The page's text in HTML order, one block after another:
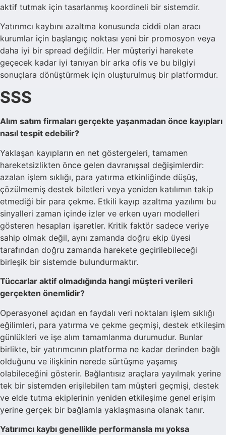
aktif tutmak için tasarlanmış koordineli bir sistemdir.
Yatırımcı kaybını azaltma konusunda ciddi olan aracı
kurumlar için başlangıç noktası yeni bir promosyon veya
daha iyi bir spread değildir. Her müşteriyi harekete
geçecek kadar iyi tanıyan bir arka ofis ve bu bilgiyi
sonuçlara dönüştürmek için oluşturulmuş bir platformdur.
SSS
Alım satım firmaları gerçekte yaşanmadan önce kayıpları
nasıl tespit edebilir?
Yaklaşan kayıpların en net göstergeleri, tamamen
hareketsizlikten önce gelen davranışsal değişimlerdir:
azalan işlem sıklığı, para yatırma etkinliğinde düşüş,
çözülmemiş destek biletleri veya yeniden katılımın takip
etmediği bir para çekme. Etkili kayıp azaltma yazılımı bu
sinyalleri zaman içinde izler ve erken uyarı modelleri
gösteren hesapları işaretler. Kritik faktör sadece veriye
sahip olmak değil, aynı zamanda doğru ekip üyesi
tarafından doğru zamanda harekete geçirilebileceği
birleşik bir sistemde bulundurmaktır.
Tüccarlar aktif olmadığında hangi müşteri verileri
gerçekten önemlidir?
Operasyonel açıdan en faydalı veri noktaları işlem sıklığı
eğilimleri, para yatırma ve çekme geçmişi, destek etkileşim
günlükleri ve işe alım tamamlanma durumudur. Bunlar
birlikte, bir yatırımcının platforma ne kadar derinden bağlı
olduğunu ve ilişkinin nerede sürtüşme yaşamış
olabileceğini gösterir. Bağlantısız araçlara yayılmak yerine
tek bir sistemden erişilebilen tam müşteri geçmişi, destek
ve elde tutma ekiplerinin yeniden etkileşime genel erişim
yerine gerçek bir bağlamla yaklaşmasına olanak tanır.
Yatırımcı kaybı genellikle performansla mı yoksa